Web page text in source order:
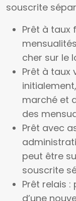
souscrite
Prêt à taux
cher sur le
Prêt à taux
marché et
des
Prêt avec
peut être
souscrite
Prêt relais
d’une